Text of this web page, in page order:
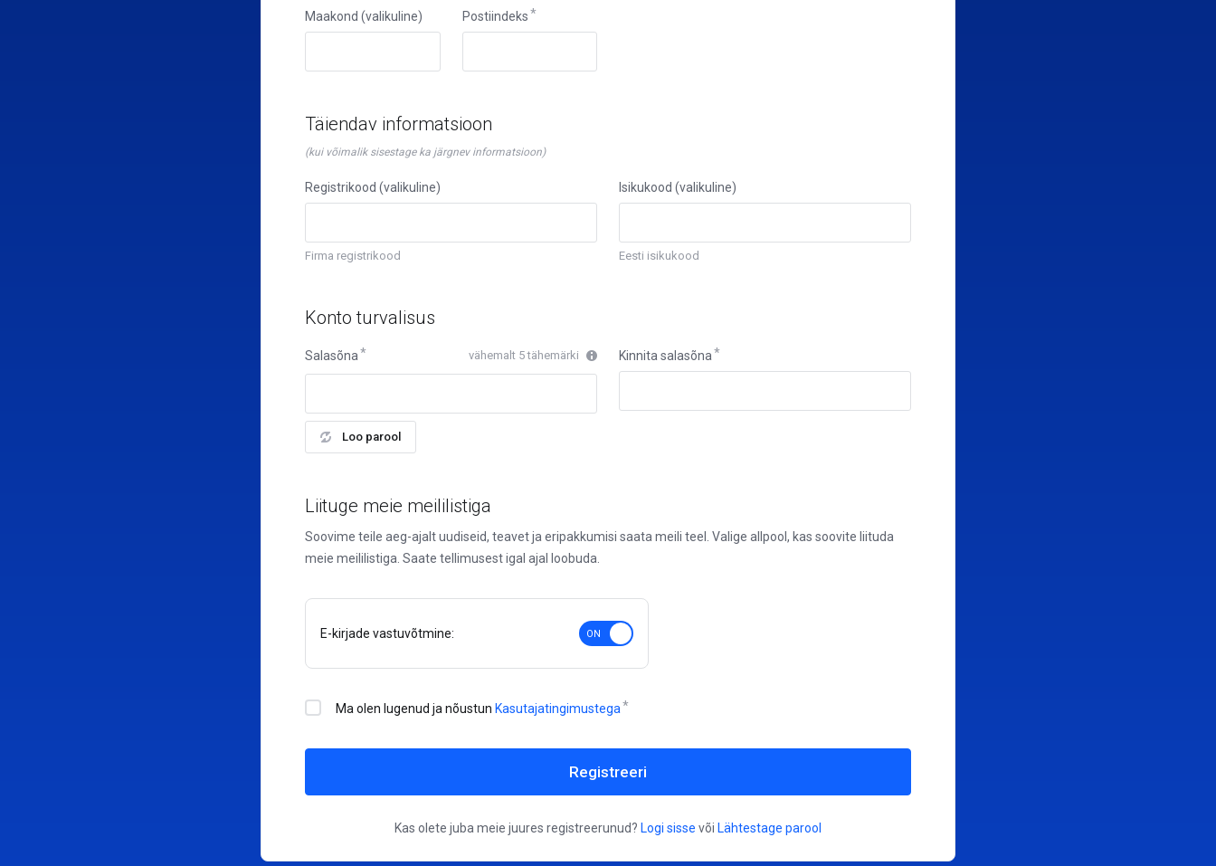
Maakond
Maakond (valikuline) Postiindeks
Täiendav informatsioon
(kui võimalik sisestage ka järgnev informatsioon)
Registrikood (valikuline)
Firma registrikood
Isikukood (valikuline)
Eesti isikukood
Konto turvalisus
Salasõna vähemalt 5 tähemärki
Loo parool
Kinnita salasõna
Liituge meie meililistiga
Soovime teile aeg-ajalt uudiseid, teavet ja eripakkumisi saata meili teel. Valige allpool, kas soovite liituda
meie meililistiga. Saate tellimusest igal ajal loobuda.
E-kirjade vastuvõtmine:
Ma olen lugenud ja nõustun Kasutajatingimustega
Registreeri
Kas olete juba meie juures registreerunud? Logi sisse või Lähtestage parool